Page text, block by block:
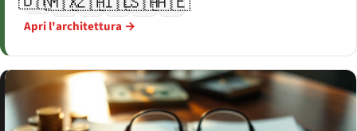
Apri l'architettura →